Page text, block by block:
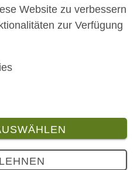
47 48 49
56 57 …
Website zu verbessern
zur Verfügung